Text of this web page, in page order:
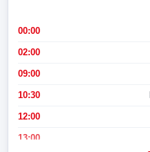
00:00
02:00
09:00
10:30
12:00
13:00